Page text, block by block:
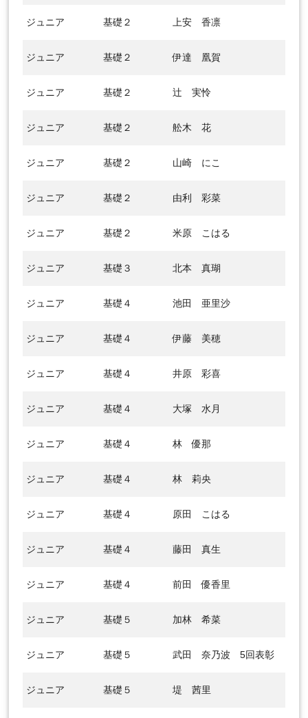
ジュニア 基礎２ 上安 香凛
ジュニア 基礎２ 伊達 凰賀
ジュニア 基礎２ 辻 実怜
ジュニア 基礎２ 舩木 花
ジュニア 基礎２ 山崎 にこ
ジュニア 基礎２ 由利 彩菜
ジュニア 基礎２ 米原 こはる
ジュニア 基礎３ 北本 真瑚
ジュニア 基礎４ 池田 亜里沙
ジュニア 基礎４ 伊藤 美穂
ジュニア 基礎４ 井原 彩喜
ジュニア 基礎４ 大塚 水月
ジュニア 基礎４ 林 優那
ジュニア 基礎４ 林 莉央
ジュニア 基礎４ 原田 こはる
ジュニア 基礎４ 藤田 真生
ジュニア 基礎４ 前田 優香里
ジュニア 基礎５ 加林 希菜
ジュニア 基礎５ 武田 奈乃波 5回表彰
ジュニア 基礎５ 堤 茜里